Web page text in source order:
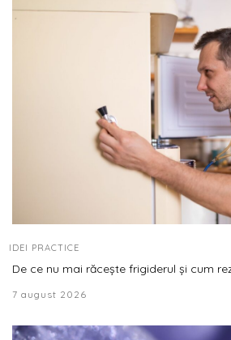
IDEI PRACTICE
De ce nu mai răcește frigiderul și cum
7 august 2026